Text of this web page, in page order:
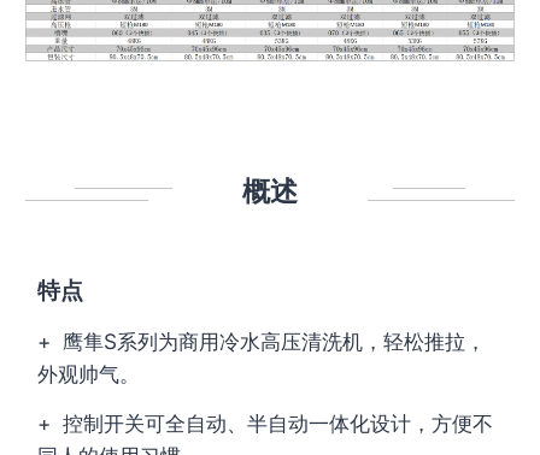
概述
特点
+ 鹰隼S系列为商用冷水高压清洗机，轻松推拉，
外观帅气。
+ 控制开关可全自动、半自动一体化设计，方便不